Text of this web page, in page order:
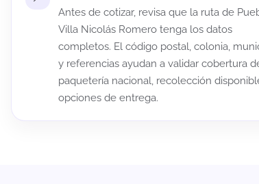
Antes de cotizar, revisa que la ruta de
Villa Nicolás Romero tenga los datos
completos. El código postal, colonia,
y referencias ayudan a validar cobertura
paquetería nacional, recolección
opciones de entrega.